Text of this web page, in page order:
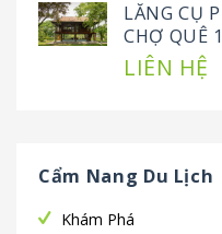
LĂNG CỤ
CHỢ QUÊ
LIÊN HỆ
Cẩm Nang Du Lịch
Khám Phá